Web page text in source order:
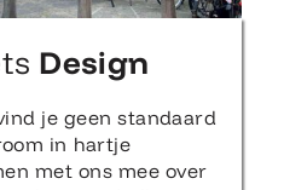
Design
je geen standaard
in hartje
met ons mee over